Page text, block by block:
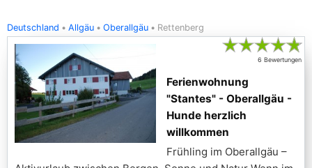
Deutschland Allgäu Oberallgäu Rettenberg
★★★★★
6 Bewertungen
Ferienwohnung
"Stantes" - Oberallgäu -
Hunde herzlich
willkommen
Frühling im Oberallgäu –